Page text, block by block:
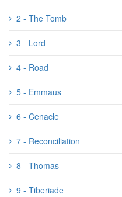
2 - The Tomb
3 - Lord
4 - Road
5 - Emmaus
6 - Cenacle
7 - Reconciliation
8 - Thomas
9 - Tiberiade